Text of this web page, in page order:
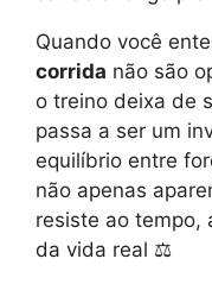
Quando você
corrida não são
o treino deixa de
passa a ser um
equilíbrio entre
não apenas
resiste ao tempo,
da vida real ⚖️